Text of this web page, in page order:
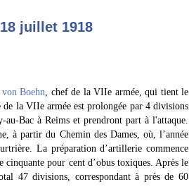
juillet 1918
von Boehn, chef de la VIIe armée, qui tient le
la VIIe armée est prolongée par 4 divisions
au-Bac à Reims et prendront part à l'attaque.
à partir du Chemin des Dames, où, l’année
La préparation d’artillerie commence
cinquante pour cent d’obus toxiques. Après le
47 divisions, correspondant à près de 60